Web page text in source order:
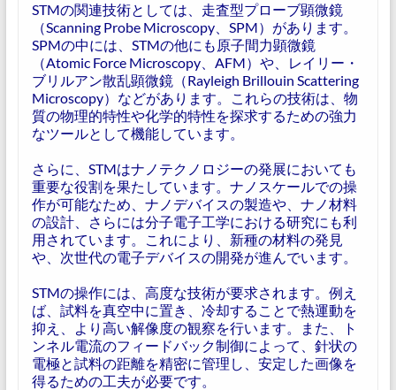
STMの関連技術としては、走査型プローブ顕微鏡
（Scanning Probe Microscopy、SPM）があります。
SPMの中には、STMの他にも原子間力顕微鏡
（Atomic Force Microscopy、AFM）や、レイリー・
ブリルアン散乱顕微鏡（Rayleigh Brillouin Scattering
Microscopy）などがあります。これらの技術は、物
質の物理的特性や化学的特性を探求するための強力
なツールとして機能しています。
さらに、STMはナノテクノロジーの発展においても
重要な役割を果たしています。ナノスケールでの操
作が可能なため、ナノデバイスの製造や、ナノ材料
の設計、さらには分子電子工学における研究にも利
用されています。これにより、新種の材料の発見
や、次世代の電子デバイスの開発が進んでいます。
STMの操作には、高度な技術が要求されます。例え
ば、試料を真空中に置き、冷却することで熱運動を
抑え、より高い解像度の観察を行います。また、ト
ンネル電流のフィードバック制御によって、針状の
電極と試料の距離を精密に管理し、安定した画像を
得るための工夫が必要です。